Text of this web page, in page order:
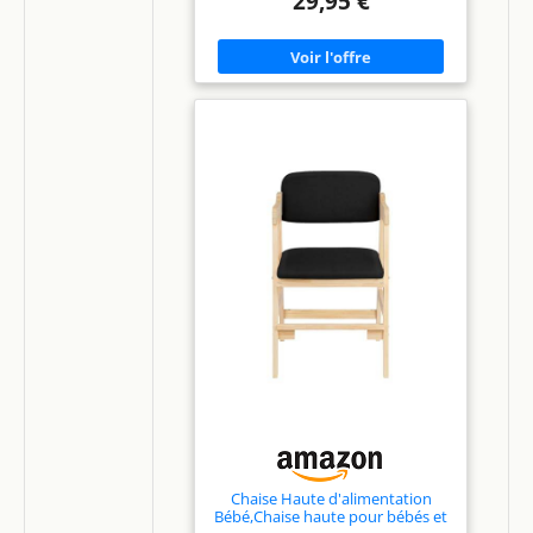
familles recherchant une chaise haute
compacte et transportable. Table
ajustable et amovible : Tablette
réglable qui suit la croissance de votre
robustes et sûrs, pour une chaise
haute bébé solide, durable et
respectueuse de l’environnement.
Chaise Haute d'alimentation
Bébé,Chaise haute pour bébés et